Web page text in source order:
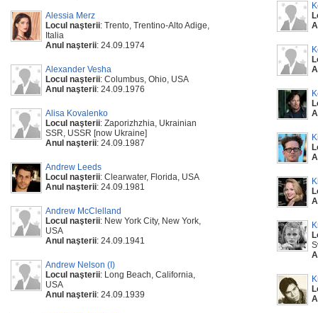
Alessia Merz
Locul naşterii: Trento, Trentino-Alto Adige,
Italia
Anul naşterii: 24.09.1974
Alexander Vesha
Locul naşterii: Columbus, Ohio, USA
Anul naşterii: 24.09.1976
Alisa Kovalenko
Locul naşterii: Zaporizhzhia, Ukrainian
SSR, USSR [now Ukraine]
Anul naşterii: 24.09.1987
Andrew Leeds
Locul naşterii: Clearwater, Florida, USA
Anul naşterii: 24.09.1981
Andrew McClelland
Locul naşterii: New York City, New York,
USA
Anul naşterii: 24.09.1941
Andrew Nelson (I)
Locul naşterii: Long Beach, California,
USA
Anul naşterii: 24.09.1939